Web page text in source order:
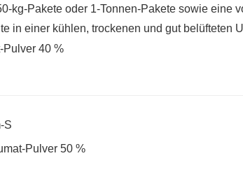
kg-Pakete oder 1-Tonnen-Pakete sowie eine
in einer kühlen, trockenen und gut belüfteten
S
Pulver 50 %